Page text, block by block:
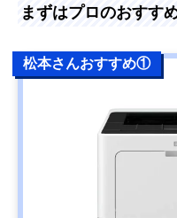
まずはプロのおすす
松本さんおすすめ①